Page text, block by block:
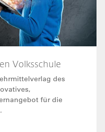
Volksschule
des
für die